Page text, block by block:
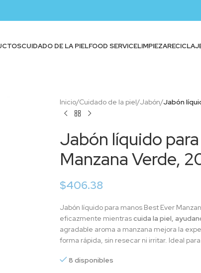
CUIDADO DE LA PIELFOOD SERVICELIMPIEZA
Inicio/Cuidado de la piel/Jabón/Jabón
Jabón líquido
Manzana Verde,
$406.38
Jabón líquido para manos Best Ever
eficazmente mientrascuida la piel,
agradable aroma a manzana mejora la
forma rápida, sin resecar ni irritar. Ideal
8 disponibles